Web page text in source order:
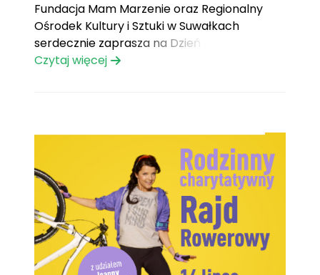
Fundacja Mam Marzenie oraz Regionalny
Ośrodek Kultury i Sztuki w Suwałkach
serdecznie zaprasza na Dzień Dziecka w
Suwałkach.
Czytaj więcej